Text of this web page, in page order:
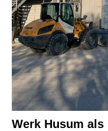
Werk Husum als